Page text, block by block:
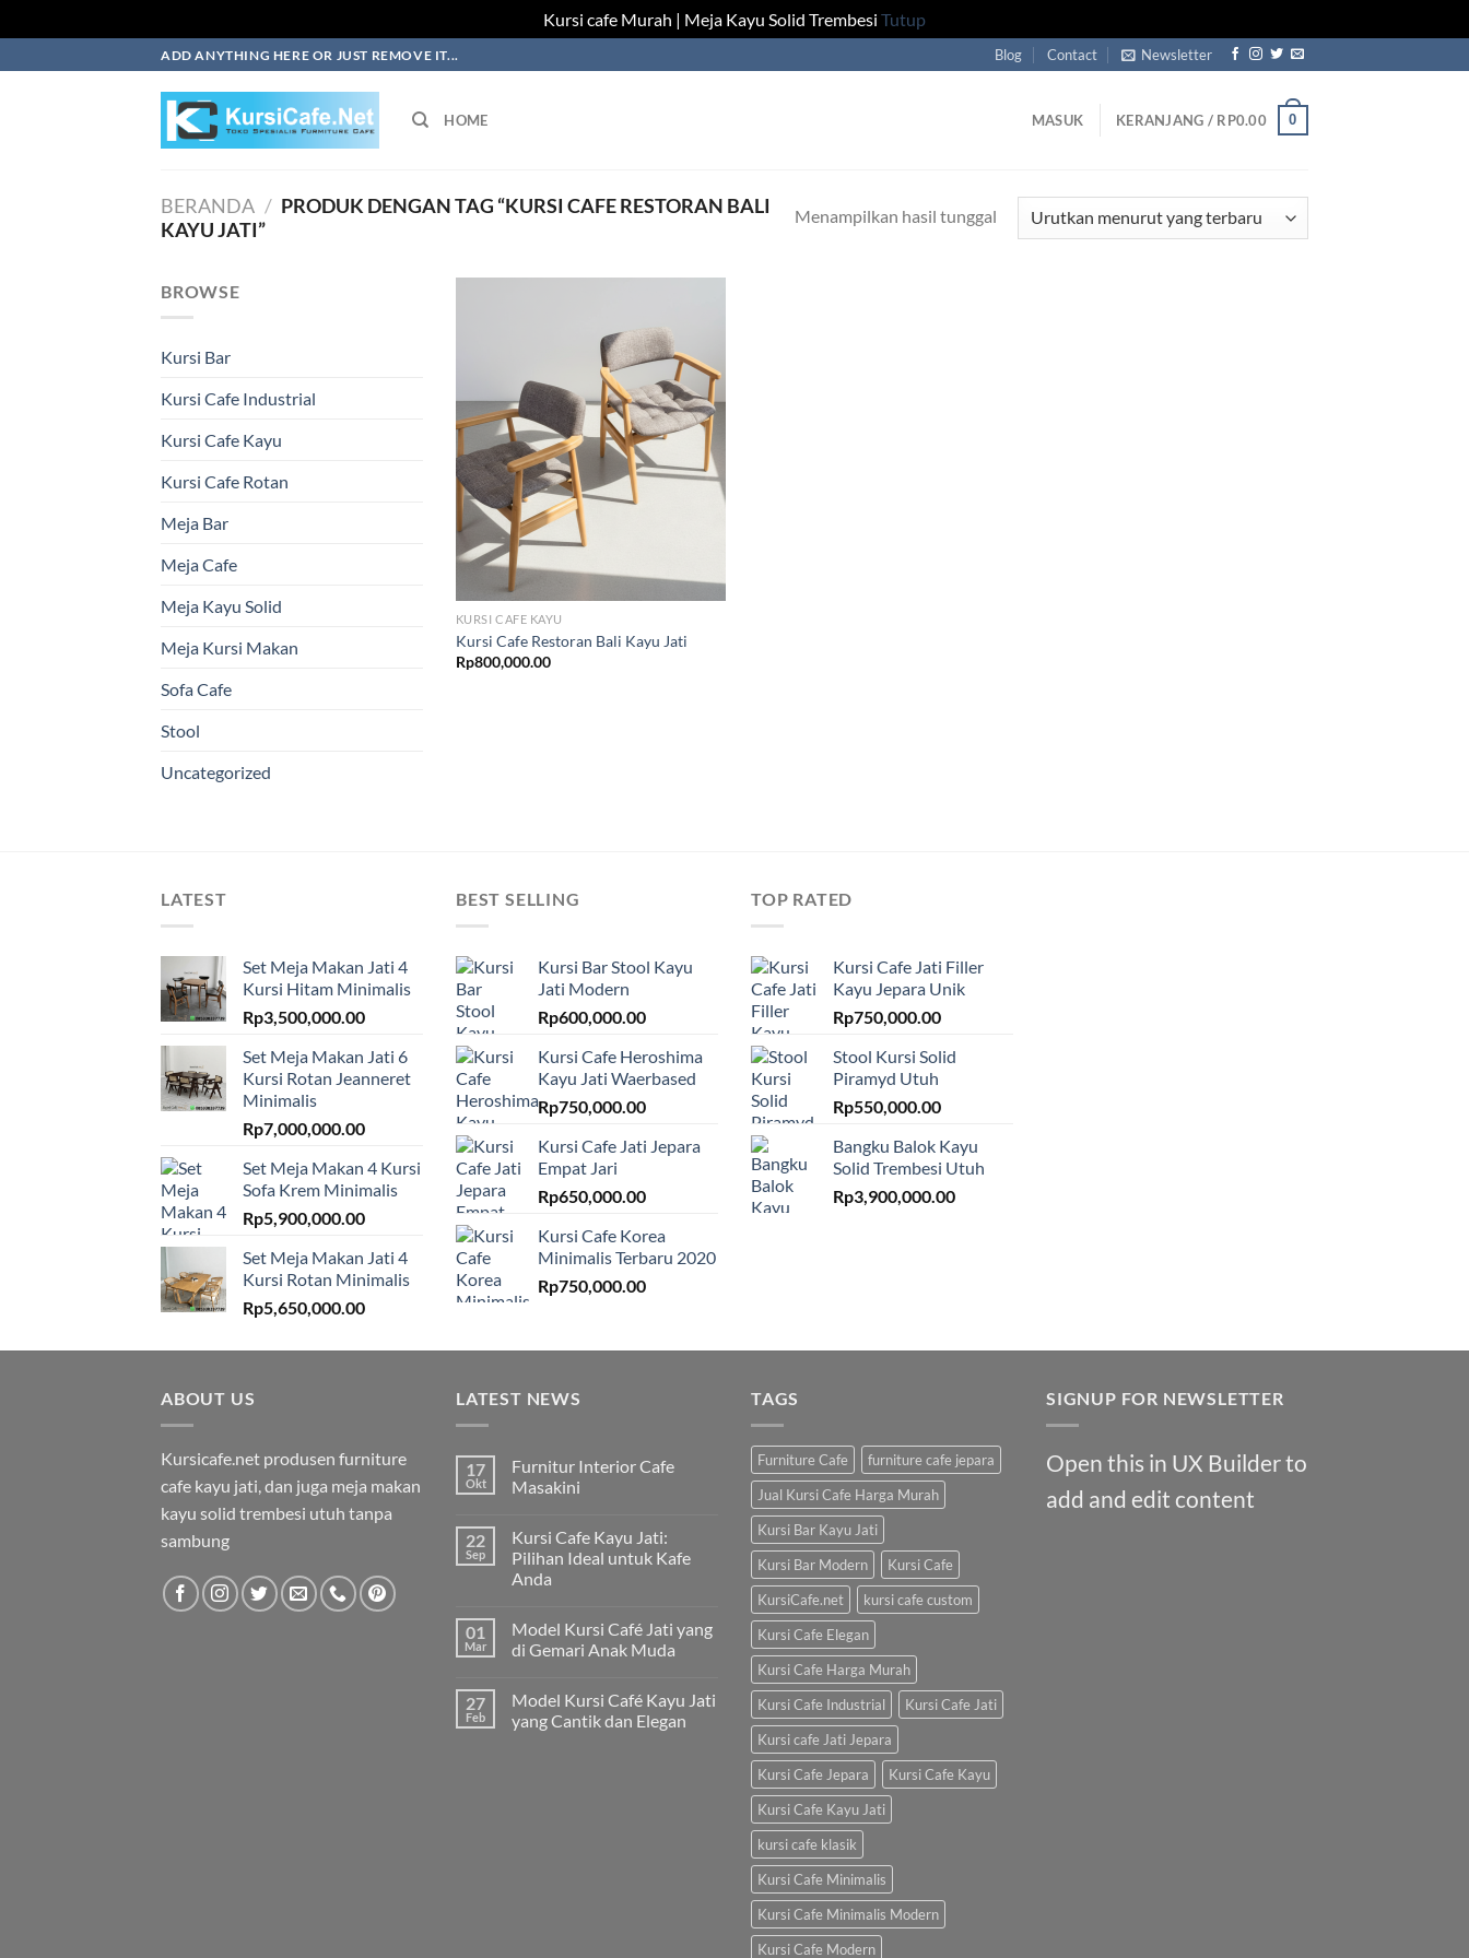
Kursi cafe Murah | Meja Kayu Solid Trembesi Tutup
to
ADD ANYTHING HERE OR JUST REMOVE IT... Blog Contact Newsletter
HOME MASUK KERANJANG / RP0.00 0
BERANDA / PRODUK DENGAN TAG “KURSI CAFE RESTORAN BALI
KAYU JATI”
Menampilkan hasil tunggal
BROWSE
Kursi Bar
Kursi Cafe Industrial
Kursi Cafe Kayu
Kursi Cafe Rotan
Meja Bar
Meja Cafe
Meja Kayu Solid
Meja Kursi Makan
Sofa Cafe
Stool
Uncategorized
KURSI CAFE KAYU
Kursi Cafe Restoran Bali Kayu Jati
Rp800,000.00
LATEST
Set Meja Makan Jati 4
Kursi Hitam Minimalis
Rp3,500,000.00
Set Meja Makan Jati 6
Kursi Rotan Jeanneret
Minimalis
Rp7,000,000.00
Set Meja Makan 4 Kursi
Sofa Krem Minimalis
Rp5,900,000.00
Set Meja Makan Jati 4
Kursi Rotan Minimalis
Rp5,650,000.00
BEST SELLING
Kursi Bar Stool Kayu
Jati Modern
Rp600,000.00
Kursi Cafe Heroshima
Kayu Jati Waerbased
Rp750,000.00
Kursi Cafe Jati Jepara
Empat Jari
Rp650,000.00
Kursi Cafe Korea
Minimalis Terbaru 2020
Rp750,000.00
TOP RATED
Kursi Cafe Jati Filler
Kayu Jepara Unik
Rp750,000.00
Stool Kursi Solid
Piramyd Utuh
Rp550,000.00
Bangku Balok Kayu
Solid Trembesi Utuh
Rp3,900,000.00
ABOUT US
Kursicafe.net produsen furniture
cafe kayu jati, dan juga meja makan
kayu solid trembesi utuh tanpa
sambung
LATEST NEWS
17
Okt
Furnitur Interior Cafe
Masakini
22
Sep
Kursi Cafe Kayu Jati:
Pilihan Ideal untuk Kafe
Anda
01
Mar
Model Kursi Café Jati yang
di Gemari Anak Muda
27
Feb
Model Kursi Café Kayu Jati
yang Cantik dan Elegan
TAGS
Furniture Cafe
furniture cafe jepara
Jual Kursi Cafe Harga Murah
Kursi Bar Kayu Jati
Kursi Bar Modern
Kursi Cafe
KursiCafe.net
kursi cafe custom
Kursi Cafe Elegan
Kursi Cafe Harga Murah
Kursi Cafe Industrial
Kursi Cafe Jati
Kursi cafe Jati Jepara
Kursi Cafe Jepara
Kursi Cafe Kayu
Kursi Cafe Kayu Jati
kursi cafe klasik
Kursi Cafe Minimalis
Kursi Cafe Minimalis Modern
Kursi Cafe Modern
SIGNUP FOR NEWSLETTER
Open this in UX Builder to
add and edit content